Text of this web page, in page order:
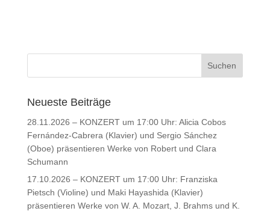
Neueste Beiträge
28.11.2026 – KONZERT um 17:00 Uhr: Alicia Cobos
Fernández-Cabrera (Klavier) und Sergio Sánchez
(Oboe) präsentieren Werke von Robert und Clara
Schumann
17.10.2026 – KONZERT um 17:00 Uhr: Franziska
Pietsch (Violine) und Maki Hayashida (Klavier)
präsentieren Werke von W. A. Mozart, J. Brahms und K.